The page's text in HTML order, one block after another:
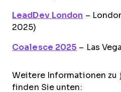
LeadDev London –
2025)
Coalesce 2025 – Las
Weitere Informationen zu
finden Sie unten: